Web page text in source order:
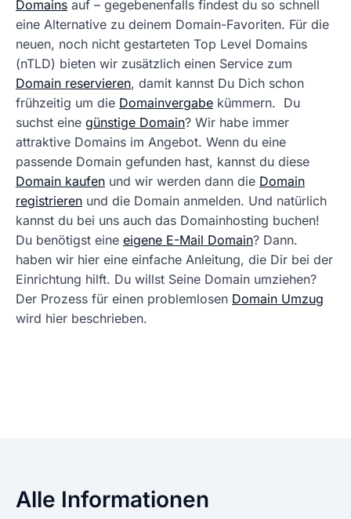
Domains auf – gegebenenfalls findest du so schnell
eine Alternative zu deinem Domain-Favoriten. Für die
neuen, noch nicht gestarteten Top Level Domains
(nTLD) bieten wir zusätzlich einen Service zum
Domain reservieren, damit kannst Du Dich schon
frühzeitig um die Domainvergabe kümmern. Du
suchst eine günstige Domain? Wir habe immer
attraktive Domains im Angebot. Wenn du eine
passende Domain gefunden hast, kannst du diese
Domain kaufen und wir werden dann die Domain
registrieren und die Domain anmelden. Und natürlich
kannst du bei uns auch das Domainhosting buchen!
Du benötigst eine eigene E-Mail Domain? Dann.
haben wir hier eine einfache Anleitung, die Dir bei der
Einrichtung hilft. Du willst Seine Domain umziehen?
Der Prozess für einen problemlosen Domain Umzug
wird hier beschrieben.
Alle Informationen